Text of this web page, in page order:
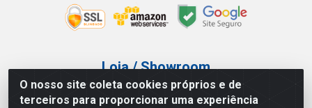
O nosso site coleta cookies próprios e de
terceiros para proporcionar uma experiência
Loja / Showroom
Tel.: (11) 3227-0546